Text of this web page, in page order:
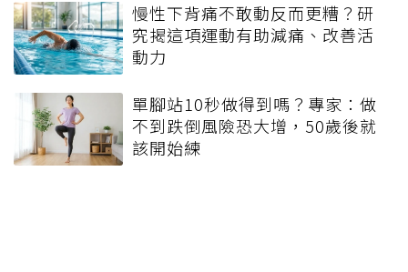
慢性下背痛不敢動反而更糟？研
究揭這項運動有助減痛、改善活
動力
單腳站10秒做得到嗎？專家：做
不到跌倒風險恐大增，50歲後就
該開始練